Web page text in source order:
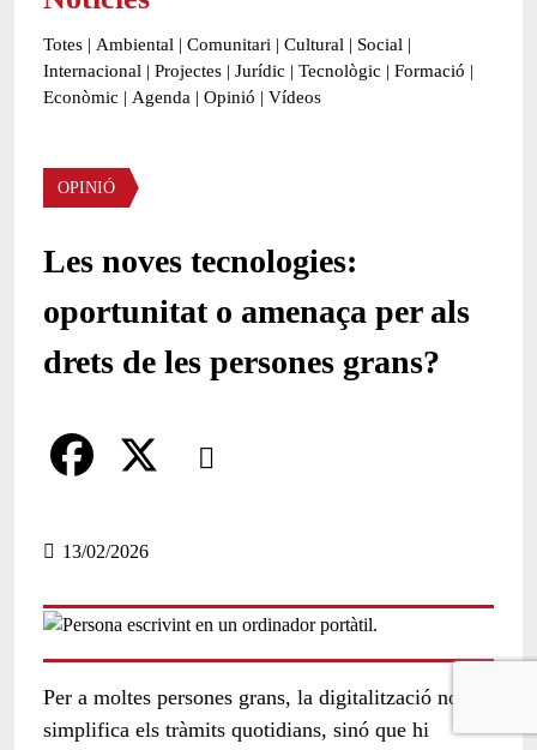
Totes | Ambiental | Comunitari | Cultural | Social |
Internacional | Projectes | Jurídic | Tecnològic | Formació |
Econòmic | Agenda | Opinió | Vídeos
OPINIÓ
Les noves tecnologies:
oportunitat o amenaça per als
drets de les persones grans?
Comparteix
a
e
13/02/2026
Per a moltes persones grans, la digitalització no
simplifica els tràmits quotidians, sinó que hi